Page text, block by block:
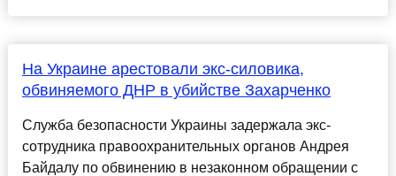
На Украине арестовали экс-силовика,
обвиняемого ДНР в убийстве Захарченко
Служба безопасности Украины задержала экс-
сотрудника правоохранительных органов Андрея
Байдалу по обвинению в незаконном обращении с